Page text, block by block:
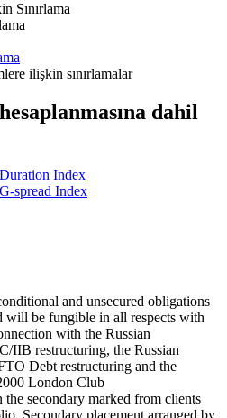
Sınırlama
ilişkin sınırlamalar
dahil
Index
spread Index
and unsecured obligations
will be fungible in all respects with
with the Russian
IIB restructuring, the Russian
Debt restructuring and the
London Club
secondary marked from clients
Secondary placement arranged by